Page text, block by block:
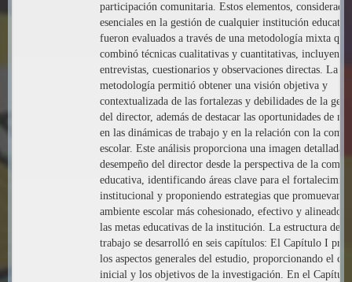
participación comunitaria. Estos elementos, considerados
esenciales en la gestión de cualquier institución
fueron evaluados a través de una metodología mixta que
combinó técnicas cualitativas y cuantitativas, incluyendo
entrevistas, cuestionarios y observaciones directas. La
metodología permitió obtener una visión objetiva y
contextualizada de las fortalezas y debilidades de la
del director, además de destacar las oportunidades de
en las dinámicas de trabajo y en la relación con la
escolar. Este análisis proporciona una imagen detallada
desempeño del director desde la perspectiva de la
educativa, identificando áreas clave para el
institucional y proponiendo estrategias que promuevan
ambiente escolar más cohesionado, efectivo y alineado
las metas educativas de la institución. La estructura de
trabajo se desarrolló en seis capítulos: El Capítulo I
los aspectos generales del estudio, proporcionando el
inicial y los objetivos de la investigación. En el